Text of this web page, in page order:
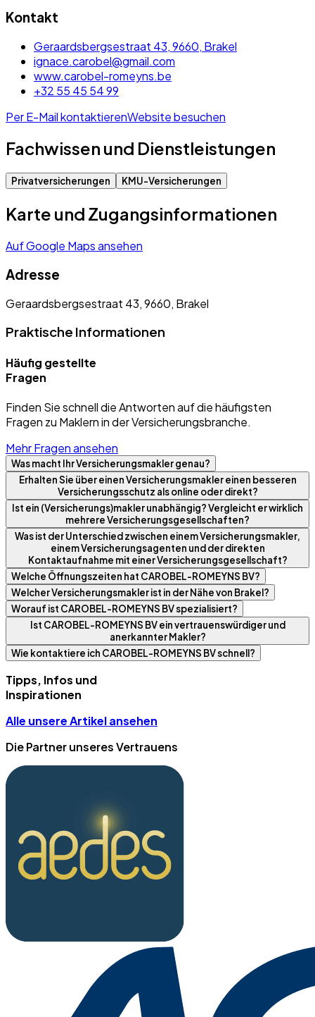
Kontakt
Geraardsbergsestraat 43, 9660, Brakel
ignace.carobel@gmail.com
www.carobel-romeyns.be
+32 55 45 54 99
Per E-Mail kontaktierenWebsite besuchen
Fachwissen und Dienstleistungen
Privatversicherungen KMU-Versicherungen
Karte und Zugangsinformationen
Auf Google Maps ansehen
Adresse
Geraardsbergsestraat 43, 9660, Brakel
Praktische Informationen
Häufig gestellte
Fragen
Finden Sie schnell die Antworten auf die häufigsten
Fragen zu Maklern in der Versicherungsbranche.
Mehr Fragen ansehen
Was macht Ihr Versicherungsmakler genau?
Erhalten Sie über einen Versicherungsmakler einen besseren
Versicherungsschutz als online oder direkt?
Ist ein (Versicherungs)makler unabhängig? Vergleicht er wirklich
mehrere Versicherungsgesellschaften?
Was ist der Unterschied zwischen einem Versicherungsmakler,
einem Versicherungsagenten und der direkten
Kontaktaufnahme mit einer Versicherungsgesellschaft?
Welche Öffnungszeiten hat CAROBEL-ROMEYNS BV?
Welcher Versicherungsmakler ist in der Nähe von Brakel?
Worauf ist CAROBEL-ROMEYNS BV spezialisiert?
Ist CAROBEL-ROMEYNS BV ein vertrauenswürdiger und
anerkannter Makler?
Wie kontaktiere ich CAROBEL-ROMEYNS BV schnell?
Tipps, Infos und
Inspirationen
Alle unsere Artikel ansehen
Die Partner unseres Vertrauens